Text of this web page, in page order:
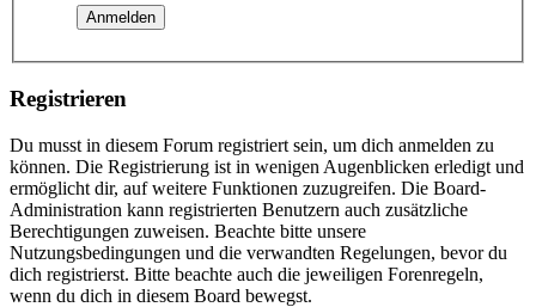
Registrieren
Du musst in diesem Forum registriert sein, um dich anmelden zu
können. Die Registrierung ist in wenigen Augenblicken erledigt und
ermöglicht dir, auf weitere Funktionen zuzugreifen. Die Board-
Administration kann registrierten Benutzern auch zusätzliche
Berechtigungen zuweisen. Beachte bitte unsere
Nutzungsbedingungen und die verwandten Regelungen, bevor du
dich registrierst. Bitte beachte auch die jeweiligen Forenregeln,
wenn du dich in diesem Board bewegst.